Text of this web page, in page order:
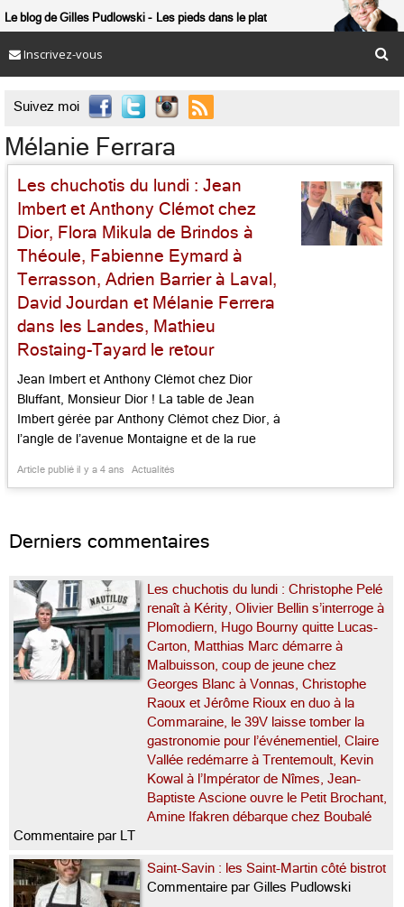
Le blog de Gilles Pudlowski Les pieds dans le plat
Inscrivez-vous
Suivez moi 
Mélanie Ferrara
Les chuchotis du lundi : Jean
Imbert et Anthony Clémot chez
Dior, Flora Mikula de Brindos à
Théoule, Fabienne Eymard à
Terrasson, Adrien Barrier à Laval,
David Jourdan et Mélanie Ferrera
dans les Landes, Mathieu
Rostaing-Tayard le retour
Jean Imbert et Anthony Clémot chez Dior
Bluffant, Monsieur Dior ! La table de Jean
Imbert gérée par Anthony Clémot chez Dior, à
l’angle de l’avenue Montaigne et de la rue
qui ne chôme guère a déjà accumulé les
Article publié il y a 4 ans Actualités
Derniers commentaires
Les chuchotis du lundi : Christophe Pelé
renaît à Kérity, Olivier Bellin s’interroge à
Plomodiern, Hugo Bourny quitte Lucas-
Carton, Matthias Marc démarre à
Malbuisson, coup de jeune chez
Georges Blanc à Vonnas, Christophe
Raoux et Jérôme Rioux en duo à la
Commaraine, le 39V laisse tomber la
gastronomie pour l’événementiel, Claire
Vallée redémarre à Trentemoult, Kevin
Kowal à l’Impérator de Nîmes, Jean-
Baptiste Ascione ouvre le Petit Brochant,
Amine Ifakren débarque chez Boubalé
Commentaire par LT
Saint-Savin : les Saint-Martin côté bistrot
Commentaire par Gilles Pudlowski